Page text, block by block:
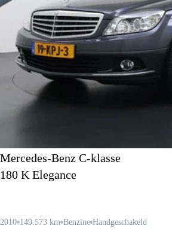
Mercedes-Benz C-klasse
180 K Elegance
2010 149.573 km Benzine Handgeschakeld